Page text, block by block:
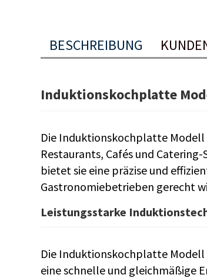
BESCHREIBUNG
Induktionskochplatte
Die Induktionskochplatte Modell
Restaurants, Cafés und
bietet sie eine präzise und
Gastronomiebetrieben gerecht
Leistungsstarke
Die Induktionskochplatte Modell
eine schnelle und gleichmäßige